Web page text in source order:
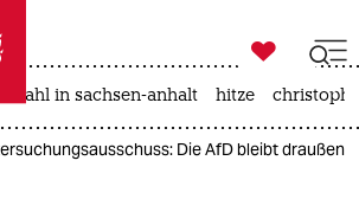
taz zahl ich
taz zahl ich

taz zahl ich
in sachsen-anhalt hitze
Die AfD bleibt draußen